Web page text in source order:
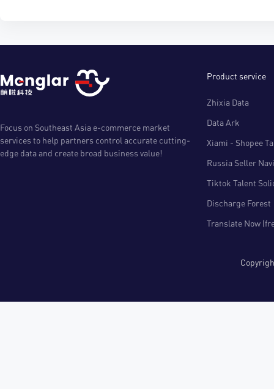
Focus on Southeast Asia e-commerce market
services to help partners control accurate cutting-
edge data and create broad business value!
Product service
Zhixia Data
Data Ark
Xiami - Shopee
Russia Seller
Tiktok Talent
Discharge Forest
Translate Now